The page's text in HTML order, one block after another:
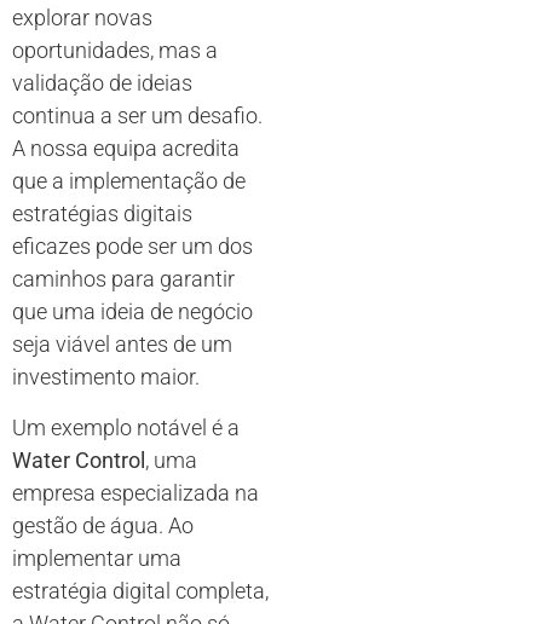
explorar novas
oportunidades, mas a
validação de ideias
continua a ser um desafio.
A nossa equipa acredita
que a implementação de
estratégias digitais
eficazes pode ser um dos
caminhos para garantir
que uma ideia de negócio
seja viável antes de um
investimento maior.
Um exemplo notável é a
Water Control, uma
empresa especializada na
gestão de água. Ao
implementar uma
estratégia digital completa,